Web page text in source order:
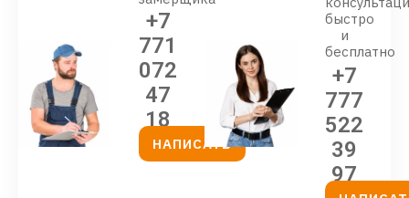
+7
771
072
47
18
НАПИСАТЬ
быстро
и
бесплатно
+7
777
522
39
97